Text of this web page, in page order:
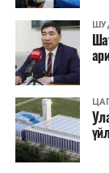
онд зохион
тасралтгүй
ын Эх
гурав дахь
Олон улсын
хүндээрээ
тулд гүйгчид
шаардлагатай